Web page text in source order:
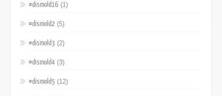
#dismold16(1)
#dismold2 (5)
#dismold3 (2)
#dismold4(3)
#dismold5 (12)